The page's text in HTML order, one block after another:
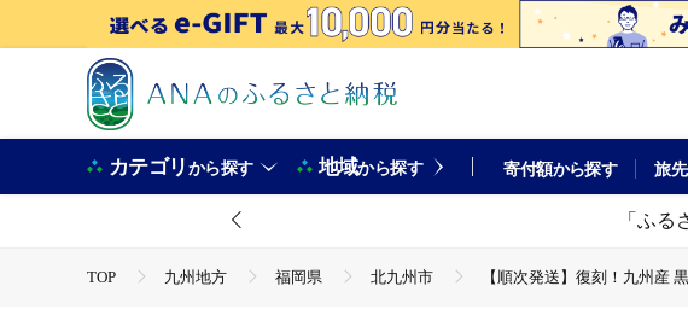
カテゴリから探す 地域から探す 寄付額から探す 旅
「ふ
TOP 九州地方 福岡県 北九州市 【順次発送】復刻！九州産